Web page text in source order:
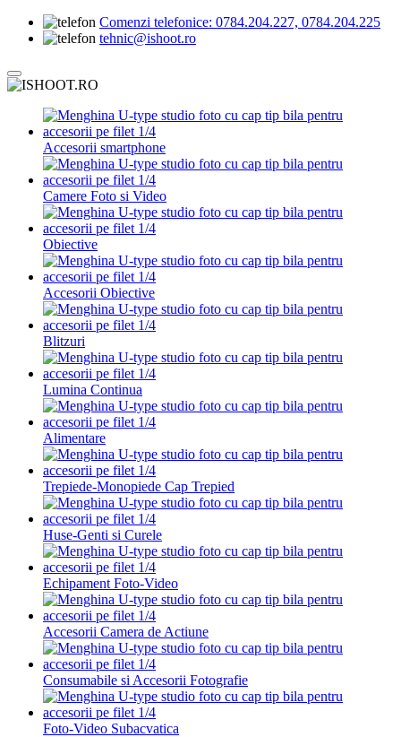
Comenzi telefonice: 0784.204.227, 0784.204.225
tehnic@ishoot.ro
Accesorii smartphone
Camere Foto si Video
Obiective
Accesorii Obiective
Blitzuri
Lumina Continua
Alimentare
Trepiede-Monopiede Cap Trepied
Huse-Genti si Curele
Echipament Foto-Video
Accesorii Camera de Actiune
Consumabile si Accesorii Fotografie
Foto-Video Subacvatica